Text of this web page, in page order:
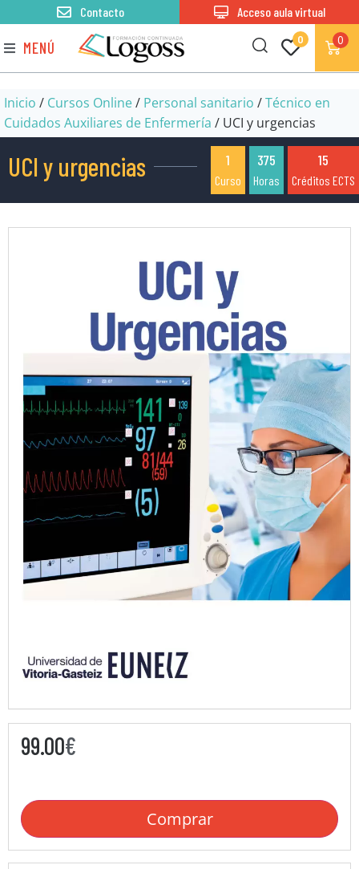
MENÚ 0 0
Contacto Acceso aula virtual
Inicio / Cursos Online/ Personal sanitario /Técnico en
Cuidados Auxiliares de Enfermería / UCI y urgencias
UCI y urgencias 1
Curso
375
Horas
15
Créditos ECTS
99.00€
Comprar